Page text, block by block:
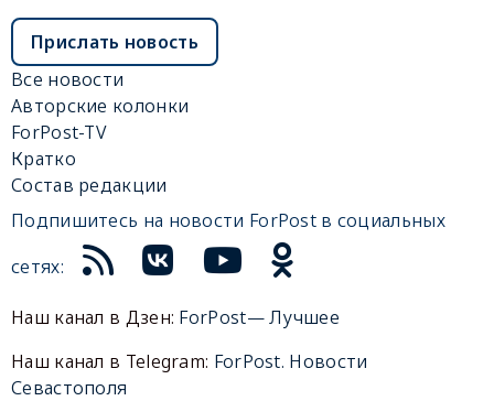
Прислать новость
Все новости
Авторские колонки
ForPost-TV
Кратко
Состав редакции
Подпишитесь на новости ForPost в социальных
сетях:
Наш канал в Дзен: ForPost— Лучшее
Наш канал в Telegram: ForPost. Новости
Севастополя